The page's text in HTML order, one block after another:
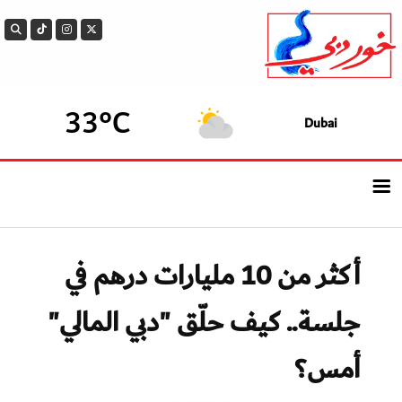
Dubai
33°C
الرئيسيــة
أحدث الأخبار
سوالف الدار
بيزنس
أكثر من 10 مليارات درهم في
جلسة.. كيف حلّق "دبي المالي"
أمس؟